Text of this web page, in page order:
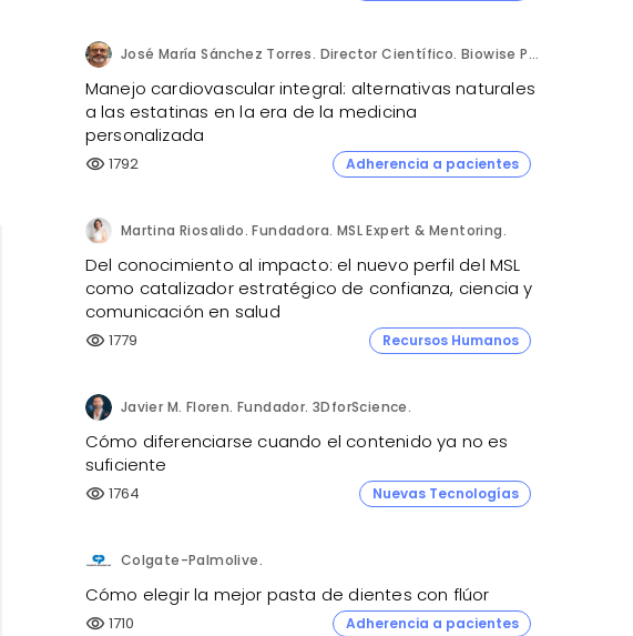
José María Sánchez Torres. Director Científico. Biowise Pharmaceuticals.
Manejo cardiovascular integral: alternativas naturales
a las estatinas en la era de la medicina
personalizada
visibility 1792 Adherencia a pacientes
Martina Riosalido. Fundadora. MSL Expert & Mentoring.
Del conocimiento al impacto: el nuevo perfil del MSL
como catalizador estratégico de confianza, ciencia y
comunicación en salud
visibility 1779 Recursos Humanos
Javier M. Floren. Fundador. 3DforScience.
Cómo diferenciarse cuando el contenido ya no es
suficiente
visibility 1764 Nuevas Tecnologías
Colgate-Palmolive.
Cómo elegir la mejor pasta de dientes con flúor
visibility 1710 Adherencia a pacientes